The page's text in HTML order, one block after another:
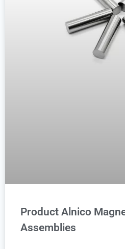
Product Alnico
Assemblies